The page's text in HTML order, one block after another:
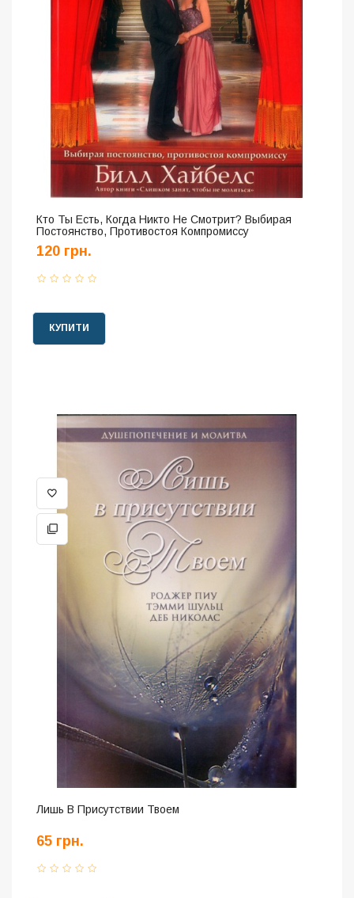
Кто Ты Есть, Когда Никто Не Смотрит? Выбирая
Постоянство, Противостоя Компромиссу
120 грн.
КУПИТИ
Лишь В Присутствии Твоем
65 грн.